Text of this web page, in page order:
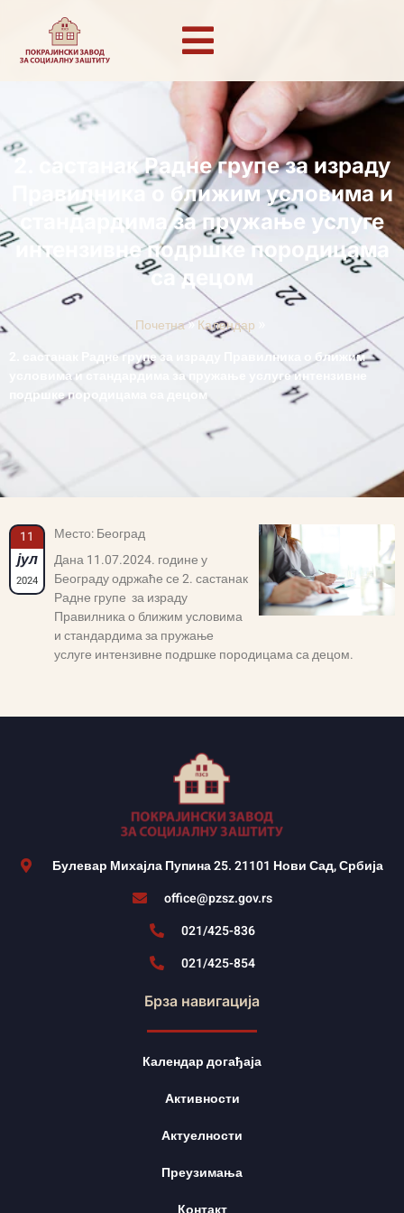
2. састанак Радне групе за израду
Правилника о ближим условима и
стандардима за пружање услуге
интензивне подршке породицама
са децом
Почетна»Календар
2. састанак Радне групе за израду Правилника о ближим
условима и стандардима за пружање услуге интензивне
подршке породицама са децом
11
јул
2024
Место: Београд
Дана 11.07.2024. године у
Београду одржаће се 2. састанак
Радне групе за израду
Правилника о ближим условима
и стандардима за пружање
услуге интензивне подршке породицама са децом.
Булевар Михајла Пупина 25. 21101 Нови Сад, Србија
office@pzsz.gov.rs
021/425-836
021/425-854
Брза навигација
Календар догађаја
Активности
Актуелности
Преузимања